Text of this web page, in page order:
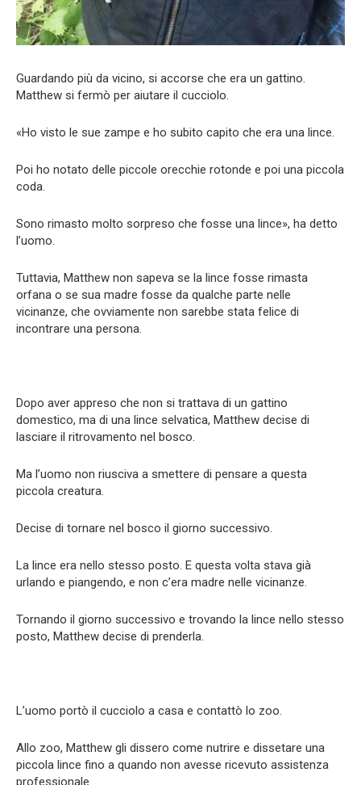
Guardando più da vicino, si accorse che era un gattino.
Matthew si fermò per aiutare il cucciolo.
«Ho visto le sue zampe e ho subito capito che era una lince.
Poi ho notato delle piccole orecchie rotonde e poi una piccola
coda.
Sono rimasto molto sorpreso che fosse una lince», ha detto
l’uomo.
Tuttavia, Matthew non sapeva se la lince fosse rimasta
orfana o se sua madre fosse da qualche parte nelle
vicinanze, che ovviamente non sarebbe stata felice di
incontrare una persona.
Dopo aver appreso che non si trattava di un gattino
domestico, ma di una lince selvatica, Matthew decise di
lasciare il ritrovamento nel bosco.
Ma l’uomo non riusciva a smettere di pensare a questa
piccola creatura.
Decise di tornare nel bosco il giorno successivo.
La lince era nello stesso posto. E questa volta stava già
urlando e piangendo, e non c’era madre nelle vicinanze.
Tornando il giorno successivo e trovando la lince nello stesso
posto, Matthew decise di prenderla.
L’uomo portò il cucciolo a casa e contattò lo zoo.
Allo zoo, Matthew gli dissero come nutrire e dissetare una
piccola lince fino a quando non avesse ricevuto assistenza
professionale.